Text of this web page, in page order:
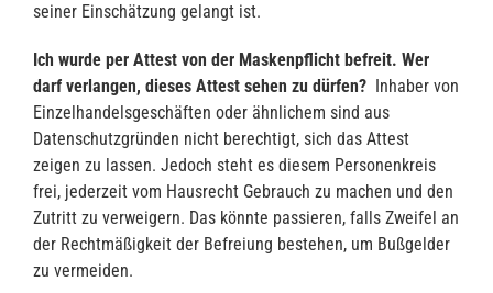
seiner Einschätzung gelangt ist.
Ich wurde per Attest von der Maskenpflicht befreit. Wer
darf verlangen, dieses Attest sehen zu dürfen?
Inhaber von
Einzelhandelsgeschäften oder ähnlichem sind aus
Datenschutzgründen nicht berechtigt, sich das Attest
zeigen zu lassen. Jedoch steht es diesem Personenkreis
frei, jederzeit vom Hausrecht Gebrauch zu machen und den
Zutritt zu verweigern. Das könnte passieren, falls Zweifel an
der Rechtmäßigkeit der Befreiung bestehen, um Bußgelder
zu vermeiden.